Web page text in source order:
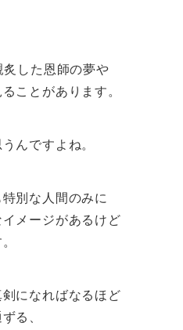
した恩師の夢や
ことがあります。
んですよね。
別な人間のみに
メージがあるけど
になればなるほど
る、